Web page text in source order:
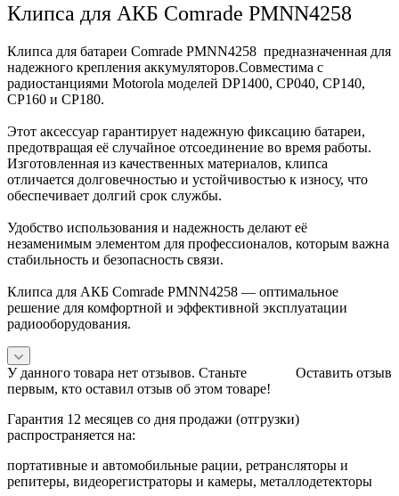
Клипса для АКБ Comrade PMNN4258
Клипса для батареи Comrade PMNN4258 предназначенная для
надежного крепления аккумуляторов.Совместима с
радиостанциями Motorola моделей DP1400, CP040, CP140,
CP160 и CP180.
Этот аксессуар гарантирует надежную фиксацию батареи,
предотвращая её случайное отсоединение во время работы.
Изготовленная из качественных материалов, клипса
отличается долговечностью и устойчивостью к износу, что
обеспечивает долгий срок службы.
Удобство использования и надежность делают её
незаменимым элементом для профессионалов, которым важна
стабильность и безопасность связи.
Клипса для АКБ Comrade PMNN4258 — оптимальное
решение для комфортной и эффективной эксплуатации
радиооборудования.
Оставить отзыв
У данного товара нет отзывов. Станьте
первым, кто оставил отзыв об этом товаре!
Гарантия 12 месяцев со дня продажи (отгрузки)
распространяется на:
портативные и автомобильные рации, ретрансляторы и
репитеры, видеорегистраторы и камеры, металлодетекторы